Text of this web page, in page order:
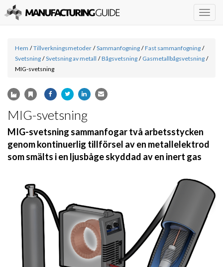
Hem / Tillverkningsmetoder / Sammanfogning / Fast sammanfogning /
Svetsning / Svetsning av metall / Bågsvetsning / Gasmetallbågsvetsning /
MIG-svetsning
MIG-svetsning
MIG-svetsning sammanfogar två arbetsstycken
genom kontinuerlig tillförsel av en metallelektrod
som smälts i en ljusbåge skyddad av en inert gas